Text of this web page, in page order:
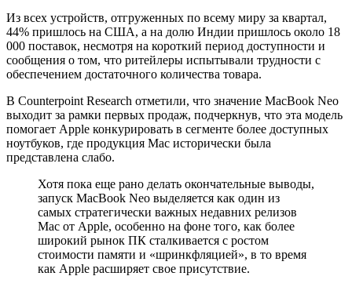
Из всех устройств, отгруженных по всему миру за квартал,
44% пришлось на США, а на долю Индии пришлось около 18
000 поставок, несмотря на короткий период доступности и
сообщения о том, что ритейлеры испытывали трудности с
обеспечением достаточного количества товара.
В Counterpoint Research отметили, что значение MacBook Neo
выходит за рамки первых продаж, подчеркнув, что эта модель
помогает Apple конкурировать в сегменте более доступных
ноутбуков, где продукция Mac исторически была
представлена слабо.
Хотя пока еще рано делать окончательные выводы,
запуск MacBook Neo выделяется как один из
самых стратегически важных недавних релизов
Mac от Apple, особенно на фоне того, как более
широкий рынок ПК сталкивается с ростом
стоимости памяти и «шринкфляцией», в то время
как Apple расширяет свое присутствие.